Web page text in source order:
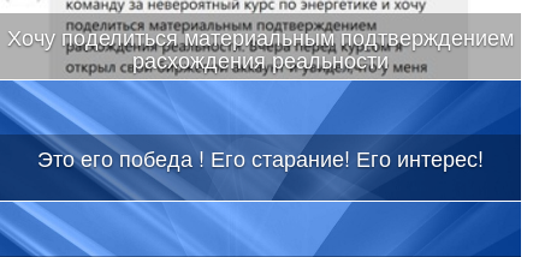
Хочу поделиться материальным подтверждением
расхождения реальности
Это его победа ! Его старание! Его интерес!